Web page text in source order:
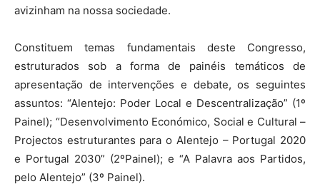
avizinham na nossa sociedade.
Constituem temas fundamentais deste Congresso,
estruturados sob a forma de painéis temáticos de
apresentação de intervenções e debate, os seguintes
assuntos: “Alentejo: Poder Local e Descentralização” (1º
Painel); “Desenvolvimento Económico, Social e Cultural –
Projectos estruturantes para o Alentejo – Portugal 2020
e Portugal 2030” (2ºPainel); e “A Palavra aos Partidos,
pelo Alentejo” (3º Painel).